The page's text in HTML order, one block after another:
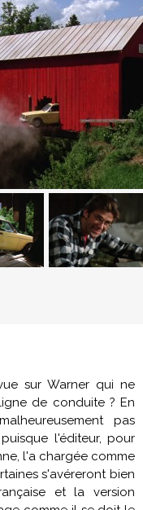
sur Warner qui ne
de conduite ? En
pas
l'éditeur, pour
l'a chargée comme
s'avéreront bien
et la version